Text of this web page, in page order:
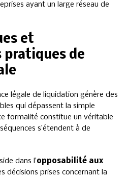
ayant un large réseau de
et
pratiques de
légale de liquidation génère des
qui dépassent la simple
formalité constitue un véritable
s’étendent à de
dans l’opposabilité aux
décisions prises concernant la